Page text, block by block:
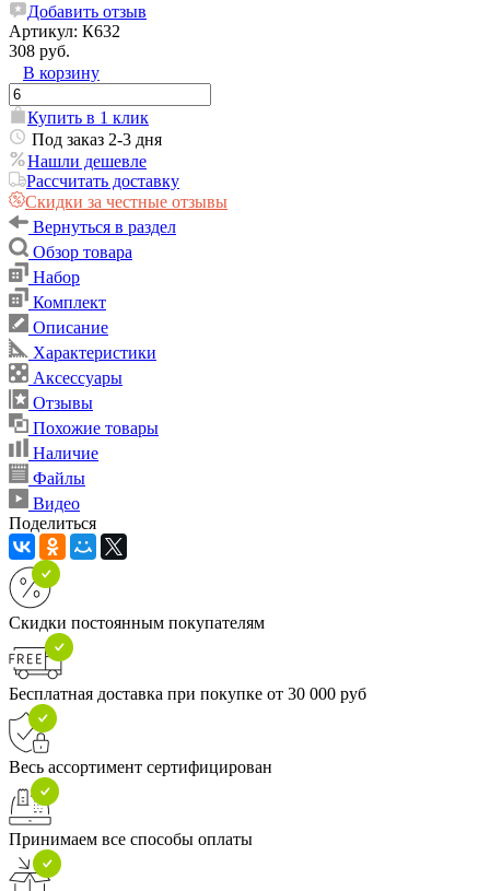
Добавить отзыв
Артикул: К632
308 руб.
В корзину
Купить в 1 клик
Под заказ 2-3 дня
Нашли дешевле
Рассчитать доставку
Скидки за честные отзывы
Вернуться в раздел
Обзор товара
Набор
Комплект
Описание
Характеристики
Аксессуары
Отзывы
Похожие товары
Наличие
Файлы
Видео
Поделиться
Скидки постоянным покупателям
Бесплатная доставка при покупке от 30 000 руб
Весь ассортимент сертифицирован
Принимаем все способы оплаты